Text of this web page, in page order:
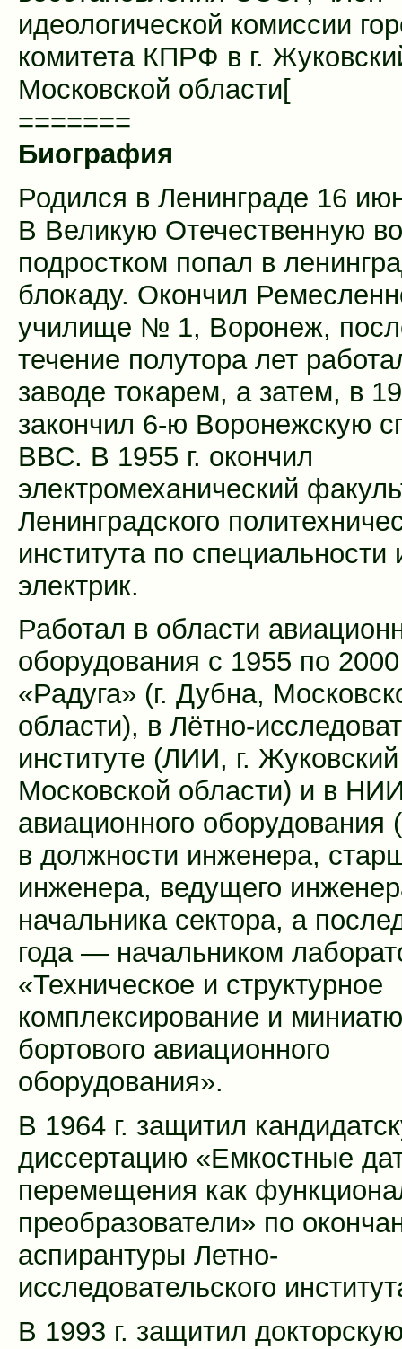
идеологической комиссии
комитета КПРФ в г.
Московской области[
=======
Биография
Родился в Ленинграде 16
В Великую Отечественную
подростком попал в
блокаду. Окончил
училище № 1, Воронеж,
течение полутора лет
заводе токарем, а затем, в
закончил 6-ю Воронежскую
ВВС. В 1955 г. окончил
электромеханический
Ленинградского
института по специальности
электрик.
Работал в области
оборудования с 1955 по
«Радуга» (г. Дубна,
области), в Лётно-
институте (ЛИИ, г. Жуковский
Московской области) и в
авиационного
в должности инженера,
инженера, ведущего
начальника сектора, а
года — начальником
«Техническое и структурное
комплексирование и
бортового авиационного
оборудования».
В 1964 г. защитил
диссертацию «Емкостные
перемещения как
преобразователи» по
аспирантуры Летно-
исследовательского
В 1993 г. защитил